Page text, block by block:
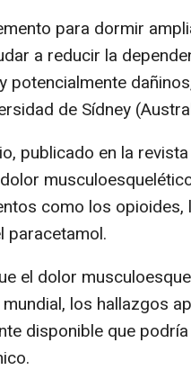
para dormir
a reducir la
y potencialmente
de Sídney
publicado en la
como los
paracetamol.
el dolor
los hallazgos
disponible que